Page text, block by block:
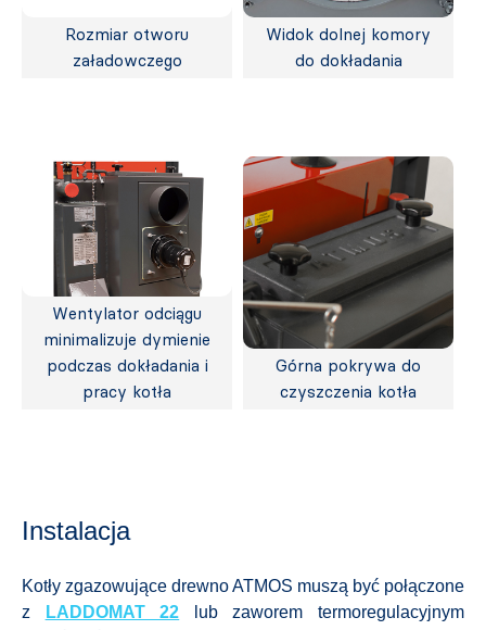
Rozmiar otworu
załadowczego
Widok dolnej komory
do dokładania
Wentylator odciągu
minimalizuje dymienie
podczas dokładania i
pracy kotła
Górna pokrywa do
czyszczenia kotła
Instalacja
Kotły zgazowujące drewno ATMOS muszą być połączone
z
LADDOMAT 22 lub zaworem termoregulacyjnym